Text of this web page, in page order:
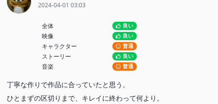
前世設定はマジでいらなかったなかっな。まあ、そんなに出しゃば
ってはないから邪魔には感じないけど、なんのためにあったんだ？
とは感じる。これからなのかな？
というわけで、前半は話は地味だが目を見張るものがあり引き込ま
な。区切りは良かったし、原作もここで終わりなのかな？
2024-04-01 03:03
全体 良い
映像 良い
キャラクター 普通
ストーリー 良い
音楽 普通
丁寧な作りで作品に合っていたと思う。
ひとまずの区切りまで、キレイに終わって何より。